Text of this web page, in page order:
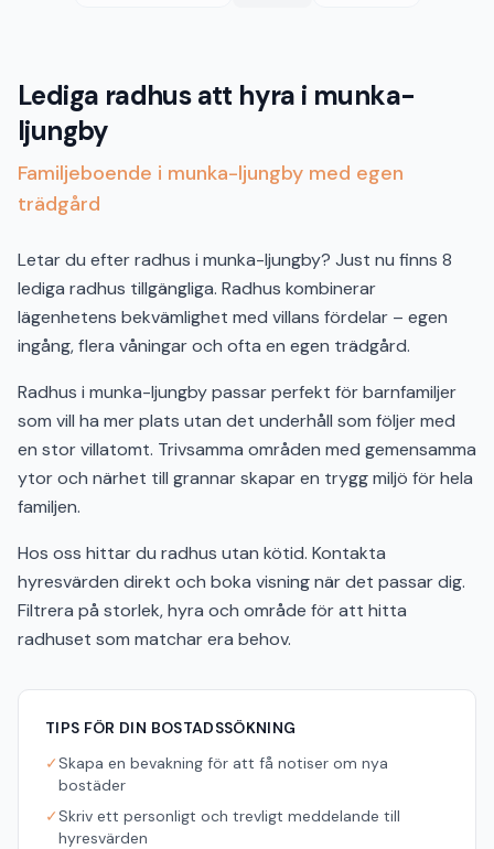
Lediga radhus att hyra i munka-
ljungby
Familjeboende i munka-ljungby med egen
trädgård
Letar du efter radhus i munka-ljungby? Just nu finns 8
lediga radhus tillgängliga. Radhus kombinerar
lägenhetens bekvämlighet med villans fördelar – egen
ingång, flera våningar och ofta en egen trädgård.
Radhus i munka-ljungby passar perfekt för barnfamiljer
som vill ha mer plats utan det underhåll som följer med
en stor villatomt. Trivsamma områden med gemensamma
ytor och närhet till grannar skapar en trygg miljö för hela
familjen.
Hos oss hittar du radhus utan kötid. Kontakta
hyresvärden direkt och boka visning när det passar dig.
Filtrera på storlek, hyra och område för att hitta
radhuset som matchar era behov.
TIPS FÖR DIN BOSTADSSÖKNING
✓Skapa en bevakning för att få notiser om nya
bostäder
✓Skriv ett personligt och trevligt meddelande till
hyresvärden